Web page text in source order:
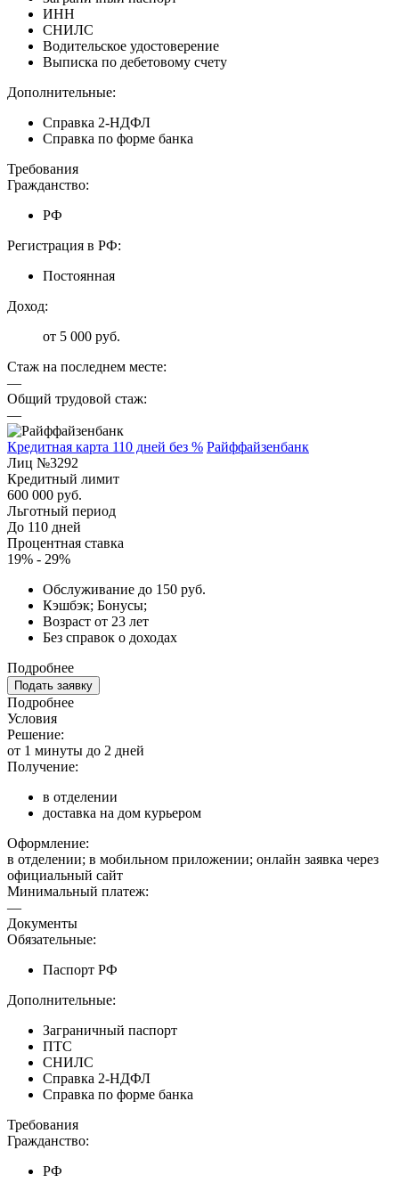
ИНН
СНИЛС
Водительское удостоверение
Выписка по дебетовому счету
Дополнительные:
Справка 2-НДФЛ
Справка по форме банка
Требования
Гражданство:
РФ
Регистрация в РФ:
Постоянная
Доход:
от 5 000 руб.
Стаж на последнем месте:
—
Общий трудовой стаж:
—
Кредитная карта 110 дней без % Райффайзенбанк
Лиц №3292
Кредитный лимит
600 000 руб.
Льготный период
До 110 дней
Процентная ставка
19% - 29%
Обслуживание до 150 руб.
Кэшбэк; Бонусы;
Возраст от 23 лет
Без справок о доходах
Подробнее
Подать заявку
Подробнее
Условия
Решение:
от 1 минуты до 2 дней
Получение:
в отделении
доставка на дом курьером
Оформление:
в отделении; в мобильном приложении; онлайн заявка через
официальный сайт
Минимальный платеж:
—
Документы
Обязательные:
Паспорт РФ
Дополнительные:
Заграничный паспорт
ПТС
СНИЛС
Справка 2-НДФЛ
Справка по форме банка
Требования
Гражданство:
РФ